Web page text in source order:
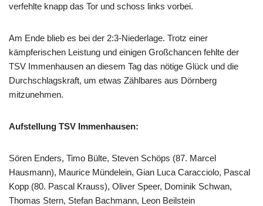
verfehlte knapp das Tor und schoss links vorbei.
Am Ende blieb es bei der 2:3-Niederlage. Trotz einer
kämpferischen Leistung und einigen Großchancen fehlte der
TSV Immenhausen an diesem Tag das nötige Glück und die
Durchschlagskraft, um etwas Zählbares aus Dörnberg
mitzunehmen.
Aufstellung TSV Immenhausen:
Sören Enders, Timo Bülte, Steven Schöps (87. Marcel
Hausmann), Maurice Mündelein, Gian Luca Caracciolo, Pascal
Kopp (80. Pascal Krauss), Oliver Speer, Dominik Schwan,
Thomas Stern, Stefan Bachmann, Leon Beilstein